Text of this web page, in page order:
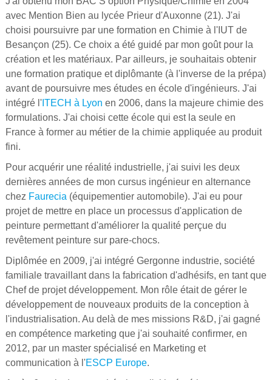
avec Mention Bien au lycée Prieur d'Auxonne (21). J'ai
choisi poursuivre par une formation en Chimie à l'IUT de
Besançon (25). Ce choix a été guidé par mon goût pour la
création et les matériaux. Par ailleurs, je souhaitais obtenir
une formation pratique et diplômante (à l'inverse de la prépa)
avant de poursuivre mes études en école d'ingénieurs. J'ai
intégré l'ITECH à Lyon en 2006, dans la majeure chimie des
formulations. J'ai choisi cette école qui est la seule en
France à former au métier de la chimie appliquée au produit
fini.
Pour acquérir une réalité industrielle, j'ai suivi les deux
dernières années de mon cursus ingénieur en alternance
chez Faurecia (équipementier automobile). J'ai eu pour
projet de mettre en place un processus d'application de
peinture permettant d'améliorer la qualité perçue du
revêtement peinture sur pare-chocs.
Diplômée en 2009, j'ai intégré Gergonne industrie, société
familiale travaillant dans la fabrication d'adhésifs, en tant que
Chef de projet développement. Mon rôle était de gérer le
développement de nouveaux produits de la conception à
l'industrialisation. Au delà de mes missions R&D, j'ai gagné
en compétence marketing que j'ai souhaité confirmer, en
2012, par un master spécialisé en Marketing et
communication à l'ESCP Europe.